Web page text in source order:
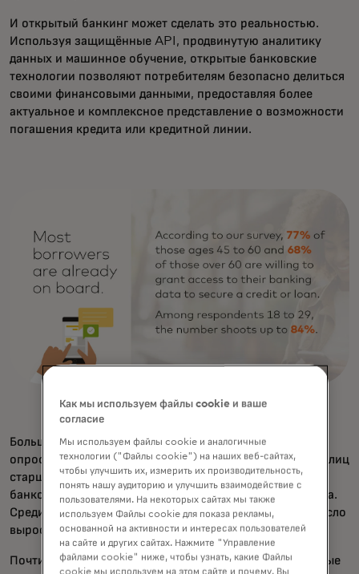
И открытый банкинг может сделать это реальностью.
Используя защищённые API, продвинутую аналитику
данных и машинное обучение, открытые банковские
технологии позволяют потребителям безопасно делиться
своими финансовыми данными, предоставляя более
актуальное и комплексное представление о возможности
погашения кредита или кредитной линии.
Большинство заемщиков уже в деле. Согласно нашему
опросу, 77% людей в возрасте от 45 до 60 лет и 68% лиц
старше 60 лет готовы предоставить доступ к своим
банковским данным для получения кредита или кредита.
Среди респондентов в возрасте от 18 до 29 лет это число
выросло до 84%.
Почти 60% молодых клиентов уже связали свои учетные
Как мы используем файлы cookie и ваше
согласие
Мы используем файлы cookie и аналогичные
технологии ("Файлы cookie") на наших веб-сайтах,
чтобы улучшить их, измерить их производительность,
понять нашу аудиторию и улучшить взаимодействие с
пользователями. На некоторых сайтах мы также
используем Файлы cookie для показа рекламы,
основанной на активности и интересах пользователей
на сайте и других сайтах. Нажмите "Управление
файлами cookie" ниже, чтобы узнать, какие Файлы